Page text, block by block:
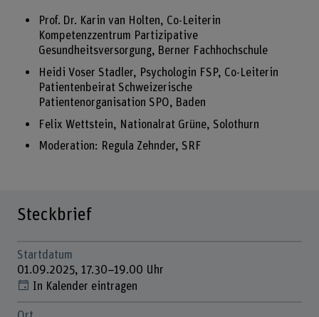
Prof. Dr. Karin van Holten, Co-Leiterin
Kompetenzzentrum Partizipative
Gesundheitsversorgung, Berner Fachhochschule
Heidi Voser Stadler, Psychologin FSP, Co-Leiterin
Patientenbeirat Schweizerische
Patientenorganisation SPO, Baden
Felix Wettstein, Nationalrat Grüne, Solothurn
Moderation: Regula Zehnder, SRF
Steckbrief
Startdatum
01.09.2025, 17.30–19.00 Uhr
In Kalender eintragen